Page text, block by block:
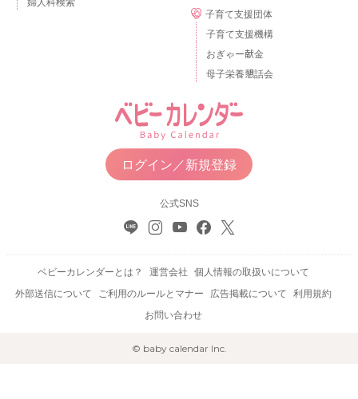
子育て支援団体
子育て支援機構
おぎゃー献金
母子栄養懇話会
ログイン／新規登録
公式SNS
ベビーカレンダーとは？ 運営会社
個人情報の取扱いについて
外部送信について
ご利用のルールとマナー 広告掲載について
利用規約
お問い合わせ
© baby calendar Inc.